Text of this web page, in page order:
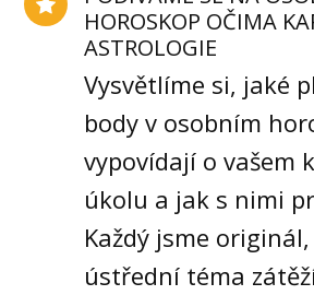
HOROSKOP OČIMA
ASTROLOGIE
Vysvětlíme si, jaké
body v osobním
vypovídají o vašem
úkolu a jak s nimi
Každý jsme
ústřední téma